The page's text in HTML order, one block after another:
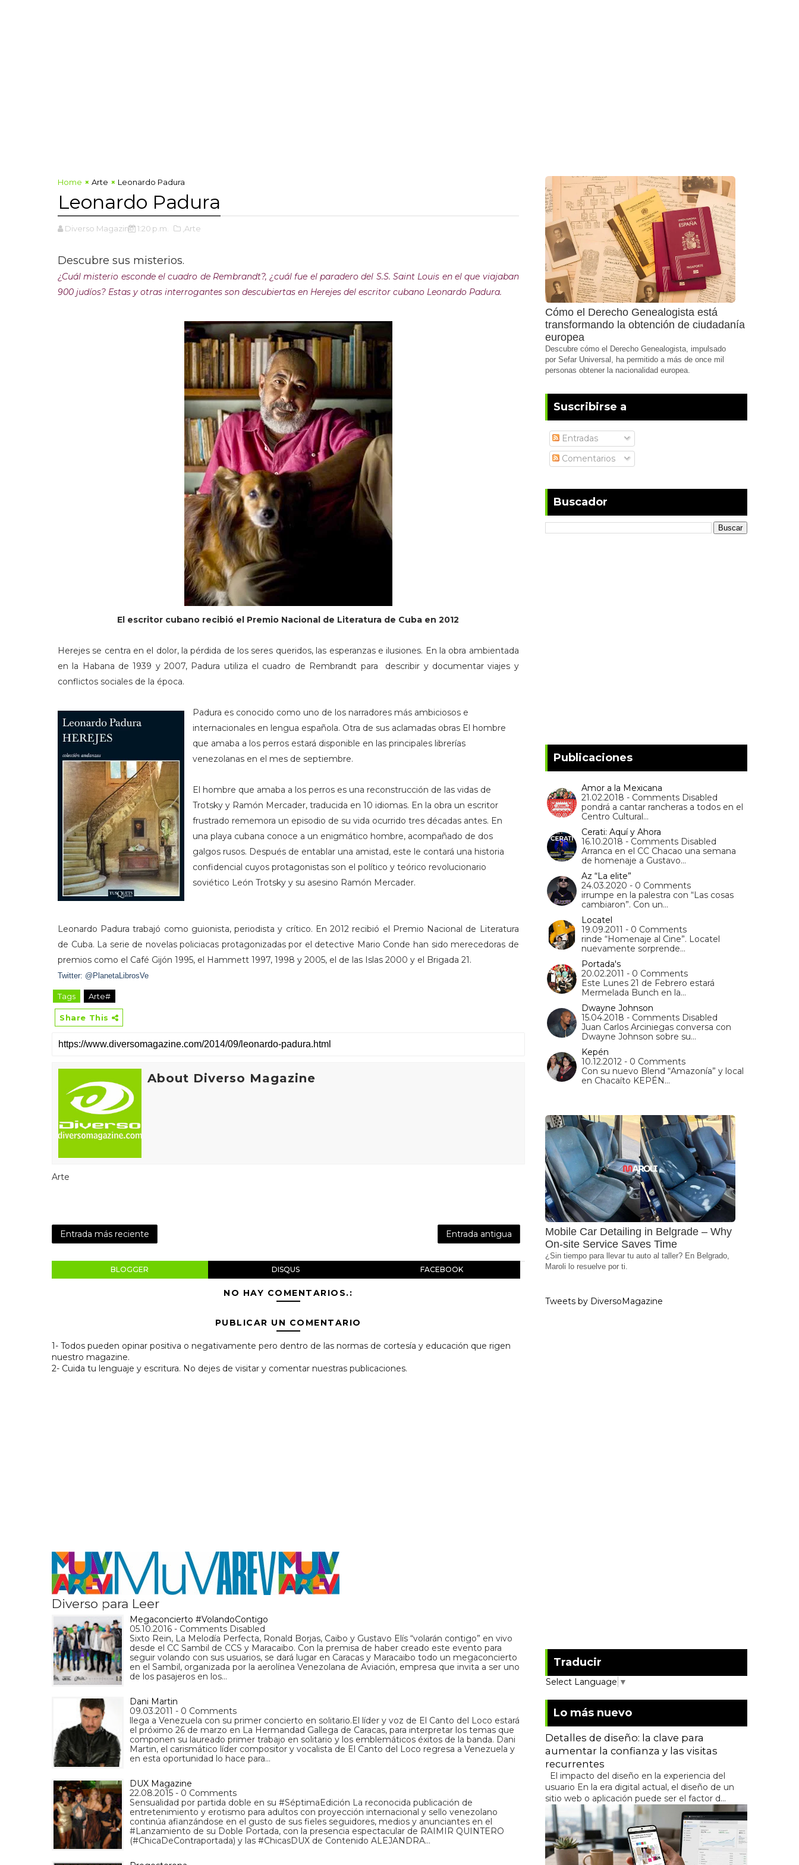
Home Arte Leonardo Padura
Leonardo Padura
Diverso Magazine 1:20 p.m. ,Arte
Descubre sus misterios.
¿Cuál misterio esconde el cuadro de Rembrandt?, ¿cuál fue el paradero del S.S. Saint Louis en el que viajaban
900 judíos? Estas y otras interrogantes son descubiertas en Herejes del escritor cubano Leonardo Padura.
El escritor cubano recibió el Premio Nacional de Literatura de Cuba en 2012
Herejes se centra en el dolor, la pérdida de los seres queridos, las esperanzas e ilusiones. En la obra ambientada
en la Habana de 1939 y 2007, Padura utiliza el cuadro de Rembrandt para describir y documentar viajes y
conflictos sociales de la época.
Padura es conocido como uno de los narradores más ambiciosos e
internacionales en lengua española. Otra de sus aclamadas obras El hombre
que amaba a los perros estará disponible en las principales librerías
venezolanas en el mes de septiembre.
El hombre que amaba a los perros es una reconstrucción de las vidas de
Trotsky y Ramón Mercader, traducida en 10 idiomas. En la obra un escritor
frustrado rememora un episodio de su vida ocurrido tres décadas antes. En
una playa cubana conoce a un enigmático hombre, acompañado de dos
galgos rusos. Después de entablar una amistad, este le contará una historia
confidencial cuyos protagonistas son el político y teórico revolucionario
soviético León Trotsky y su asesino Ramón Mercader.
Leonardo Padura trabajó como guionista, periodista y crítico. En 2012 recibió el Premio Nacional de Literatura
de Cuba. La serie de novelas policiacas protagonizadas por el detective Mario Conde han sido merecedoras de
premios como el Café Gijón 1995, el Hammett 1997, 1998 y 2005, el de las Islas 2000 y el Brigada 21.
Twitter: @PlanetaLibrosVe
Tags Arte#
Share This
About Diverso Magazine
Arte
Entrada más reciente Entrada antigua
BLOGGER DISQUS FACEBOOK
NO HAY COMENTARIOS.:
PUBLICAR UN COMENTARIO
1- Todos pueden opinar positiva o negativamente pero dentro de las normas de cortesía y educación que rigen
nuestro magazine.
2- Cuida tu lenguaje y escritura. No dejes de visitar y comentar nuestras publicaciones.
Diverso para Leer
Megaconcierto #VolandoContigo
05.10.2016 - Comments Disabled
Sixto Rein, La Melodía Perfecta, Ronald Borjas, Caibo y Gustavo Elís “volarán contigo” en vivo
desde el CC Sambil de CCS y Maracaibo. Con la premisa de haber creado este evento para
seguir volando con sus usuarios, se dará lugar en Caracas y Maracaibo todo un megaconcierto
en el Sambil, organizada por la aerolínea Venezolana de Aviación, empresa que invita a ser uno
de los pasajeros en los…
Dani Martin
09.03.2011 - 0 Comments
llega a Venezuela con su primer concierto en solitario.El líder y voz de El Canto del Loco estará
el próximo 26 de marzo en La Hermandad Gallega de Caracas, para interpretar los temas que
componen su laureado primer trabajo en solitario y los emblemáticos éxitos de la banda. Dani
Martin, el carismático líder compositor y vocalista de El Canto del Loco regresa a Venezuela y
en esta oportunidad lo hace para…
DUX Magazine
22.08.2015 - 0 Comments
Sensualidad por partida doble en su #SéptimaEdición La reconocida publicación de
entretenimiento y erotismo para adultos con proyección internacional y sello venezolano
continúa afianzándose en el gusto de sus fieles seguidores, medios y anunciantes en el
#Lanzamiento de su Doble Portada, con la presencia espectacular de RAIMIR QUINTERO
(#ChicaDeContraportada) y las #ChicasDUX de Contenido ALEJANDRA…
Cómo el Derecho Genealogista está
transformando la obtención de ciudadanía
europea
Descubre cómo el Derecho Genealogista, impulsado
por Sefar Universal, ha permitido a más de once mil
personas obtener la nacionalidad europea.
Suscribirse a
Entradas
Comentarios
Buscador
Publicaciones
Amor a la Mexicana
21.02.2018 - Comments Disabled
pondrá a cantar rancheras a todos en el
Centro Cultural…
Cerati: Aquí y Ahora
16.10.2018 - Comments Disabled
Arranca en el CC Chacao una semana
de homenaje a Gustavo…
Az “La elite”
24.03.2020 - 0 Comments
irrumpe en la palestra con “Las cosas
cambiaron”. Con un…
Locatel
19.09.2011 - 0 Comments
rinde “Homenaje al Cine”. Locatel
nuevamente sorprende…
Portada's
20.02.2011 - 0 Comments
Este Lunes 21 de Febrero estará
Mermelada Bunch en la…
Dwayne Johnson
15.04.2018 - Comments Disabled
Juan Carlos Arciniegas conversa con
Dwayne Johnson sobre su…
Kepén
10.12.2012 - 0 Comments
Con su nuevo Blend “Amazonía” y local
en Chacaíto KEPÉN…
Mobile Car Detailing in Belgrade – Why
On-site Service Saves Time
¿Sin tiempo para llevar tu auto al taller? En Belgrado,
Maroli lo resuelve por ti.
Tweets by DiversoMagazine
Traducir
Select Language ▼
Lo más nuevo
Detalles de diseño: la clave para
aumentar la confianza y las visitas
recurrentes
El impacto del diseño en la experiencia del
usuario En la era digital actual, el diseño de un
sitio web o aplicación puede ser el factor d...